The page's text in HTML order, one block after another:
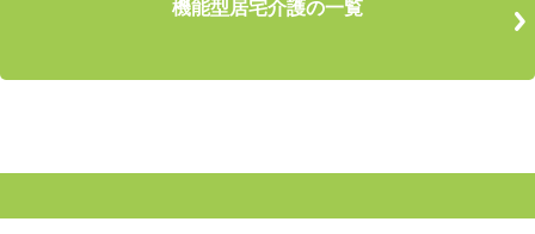
機能型居宅介護の一覧